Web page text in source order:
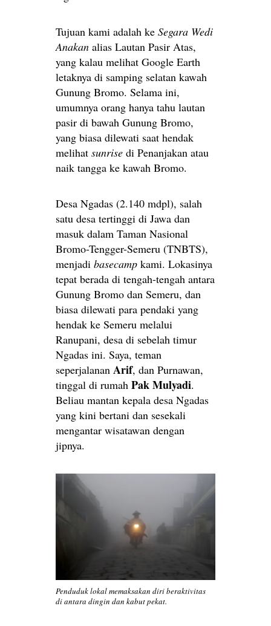
Tujuan kami adalah ke Segara Wedi
Anakan alias Lautan Pasir Atas,
yang kalau melihat Google Earth
letaknya di samping selatan kawah
Gunung Bromo. Selama ini,
umumnya orang hanya tahu lautan
pasir di bawah Gunung Bromo,
yang biasa dilewati saat hendak
melihat sunrise di Penanjakan atau
naik tangga ke kawah Bromo.
Desa Ngadas (2.140 mdpl), salah
satu desa tertinggi di Jawa dan
masuk dalam Taman Nasional
Bromo-Tengger-Semeru (TNBTS),
menjadi basecamp kami. Lokasinya
tepat berada di tengah-tengah antara
Gunung Bromo dan Semeru, dan
biasa dilewati para pendaki yang
hendak ke Semeru melalui
Ranupani, desa di sebelah timur
Ngadas ini. Saya, teman
seperjalanan Arif, dan Purnawan,
tinggal di rumah Pak Mulyadi.
Beliau mantan kepala desa Ngadas
yang kini bertani dan sesekali
mengantar wisatawan dengan
jipnya.
Penduduk lokal memaksakan diri beraktivitas
di antara dingin dan kabut pekat.